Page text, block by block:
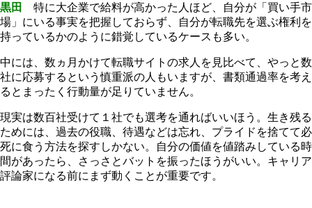
黒田
特に大企業で給料が高かった人ほど、自分が「買い手市
場」にいる事実を把握しておらず、自分が転職先を選ぶ権利を
持っているかのように錯覚しているケースも多い。
中には、数ヵ月かけて転職サイトの求人を見比べて、やっと数
社に応募するという慎重派の人もいますが、書類通過率を考え
るとまったく行動量が足りていません。
現実は数百社受けて１社でも選考を通ればいいほう。生き残る
ためには、過去の役職、待遇などは忘れ、プライドを捨てて必
死に食う方法を探すしかない。自分の価値を値踏みしている時
間があったら、さっさとバットを振ったほうがいい。キャリア
評論家になる前にまず動くことが重要です。